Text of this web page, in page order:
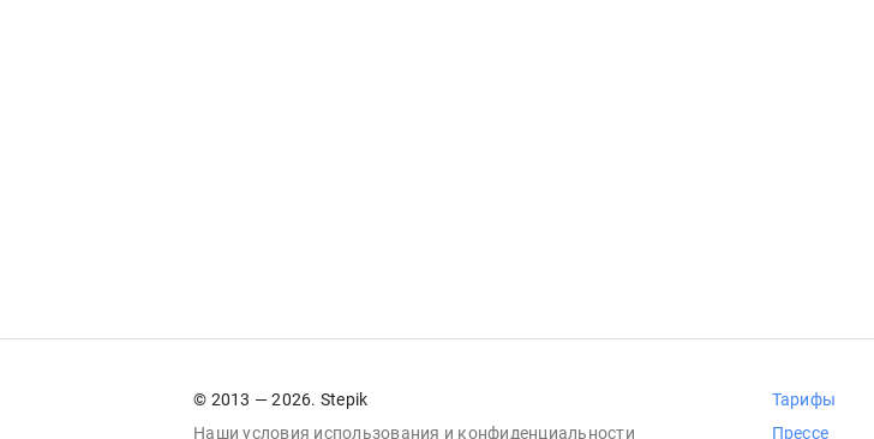
© 2013 — 2026. Stepik
Наши условия использования и конфиденциальности
Тарифы
Прессе